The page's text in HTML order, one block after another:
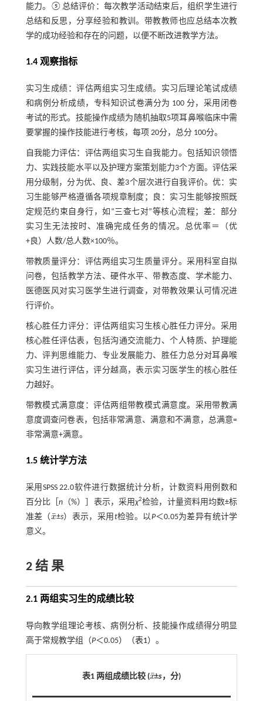
能力。⑤总结评价：每次教学活动结束后，组织学生进行
总结和反思，分享经验和教训。带教教师也应总结本次教
学的成功经验和存在的问题，以便不断改进教学方法。
1.4 观察指标
实习生成绩：评估两组实习生成绩。实习后理论笔试成绩
和病例分析成绩，专科知识试卷满分为 100 分，采用闭卷
考试的形式。技能操作成绩为随机抽取5项耳鼻喉临床中需
要掌握的操作技能进行考核，每项 20分，总分 100分。
自我能力评估：评估两组实习生自我能力。包括知识领悟
力、实践技能水平以及护理方案策划能力3个方面。评估采
用分级制，分为优、良、差3个层次进行自我评价。优：实
习生能够严格遵循各项规章制度；良：实习生能够按照既
定规范约束自身行，如“三查七对”等核心流程；差：部分
实习生无法按时、准确完成任务的情况。总优率＝（优
+良）人数/总人数×100％。
带教质量评分：评估两组实习生质量评分。采用科室自拟
问卷，包括教学方法、硬件水平、带教态度、学术能力、
医德医风对实习医学生进行调查，对带教效果认可情况进
行评价。
核心胜任力评分：评估两组实习生核心胜任力评分。采用
核心胜任评估表，包括沟通交流能力、个人特质、护理能
力、评判思维能力、专业发展能力、胜任力总分对耳鼻喉
实习生进行评估，评分越高，表示实习医学生的核心胜任
力越好。
带教模式满意度：评估两组带教模式满意度。采用带教满
意度调查问卷表，包括非常满意、满意和不满意，总满意=
非常满意+满意。
1.5 统计学方法
采用SPSS 22.0软件进行数据统计分析，计数资料用例数和
百分比［n （%）］表示，采用χ2检验，计量资料用均数±标
准差（x
¯
x¯±s）表示，采用 t检验。以P＜0.05为差异有统计学
意义。
2 结 果
2.1 两组实习生的成绩比较
导向教学组理论考核、病例分析、技能操作成绩得分明显
高于常规教学组（P＜0.05）（表1）。
表1 两组成绩比较 (x
¯
x¯±s，分)